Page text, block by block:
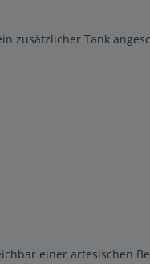
zusätzlicher Tank
einer artesischen